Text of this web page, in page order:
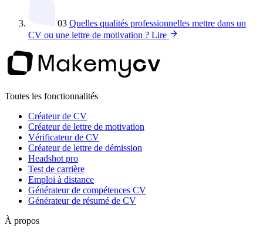
03 Quelles qualités professionnelles mettre dans un
CV ou une lettre de motivation ? Lire
Toutes les fonctionnalités
Créateur de CV
Créateur de lettre de motivation
Vérificateur de CV
Créateur de lettre de démission
Headshot pro
Test de carrière
Emploi à distance
Générateur de compétences CV
Générateur de résumé de CV
À propos